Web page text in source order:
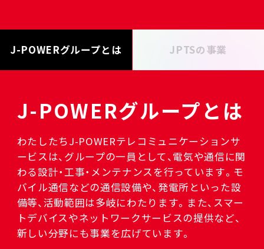
J-POWERグループとは JPTSの事業
J-POWERグループとは
わたしたちJ-POWERテレコミュニケーションサ
ービスは、グループの一員として、電気や通信に関
わる設計・工事・メンテナンスを行っています。モ
バイル通信などの通信設備や、発電所といった設
備等、活動範囲は多岐にわたります。また、スマー
トデバイスやネットワークサービスの提供など、
新しい分野にも事業を広げています。